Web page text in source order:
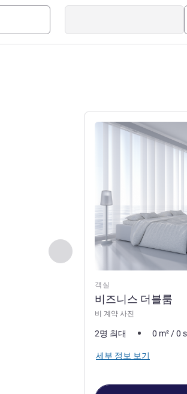
이전 - 객실
객실
비즈니스 더블룸
비 계약 사진
세부 정보 보기
2명 최대 0 m² /0
세부 정보 보기